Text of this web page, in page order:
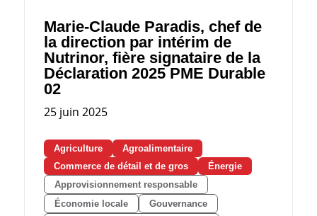
Marie-Claude Paradis, chef de
la direction par intérim de
Nutrinor, fière signataire de la
Déclaration 2025 PME Durable
02
25 juin 2025
Agriculture
Agroalimentaire
Commerce de détail et de gros
Énergie
Approvisionnement responsable
Économie locale
Gouvernance